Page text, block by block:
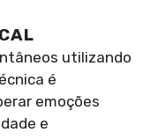
utilizando
é
emoções
e